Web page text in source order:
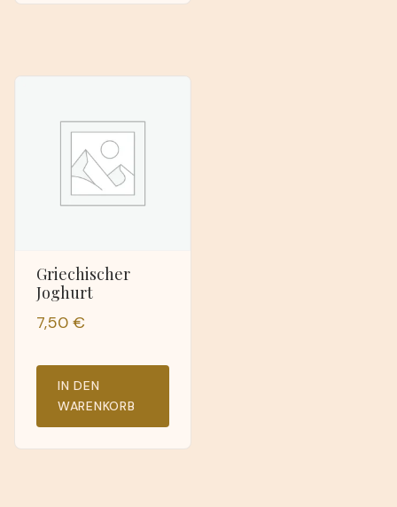
Griechischer
Joghurt
7,50 €
IN DEN
WARENKORB